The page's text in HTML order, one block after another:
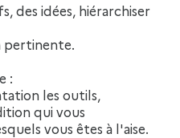
des idées, hiérarchiser
pertinente.
:
les outils,
qui vous
vous êtes à l'aise.